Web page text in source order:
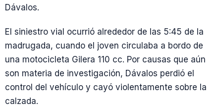
Dávalos.
El siniestro vial ocurrió alrededor de las 5:45 de la
madrugada, cuando el joven circulaba a bordo de
una motocicleta Gilera 110 cc. Por causas que aún
son materia de investigación, Dávalos perdió el
control del vehículo y cayó violentamente sobre la
calzada.